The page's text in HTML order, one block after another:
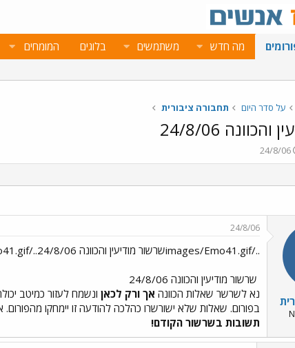
מה חדש משתמשים בלוגים המומחים
על סדר היום תחבורה ציבורית
24/8/06
פ
ו
ס
א
ך
24/8/06
24/8/06
../images/Emo41.gifשרשור מודיעין והכוונה 24/8/06../images/Emo41.gif
שרשור מודיעין והכוונה 24/8/06
נא לשרשר שאלות הכוונה אך ורק לכאן ונשמח לעזור כמיטב
בפורום. שאלות שלא ישורשרו כהלכה להודעה זו יימחקו מהפורום.
תשובות בשרשור הקודם!